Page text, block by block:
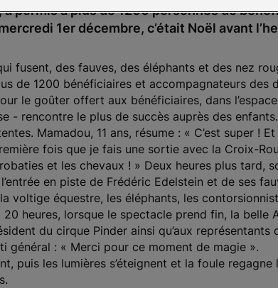
permis à plus de 1200 personnes de
1er décembre, c’était Noël avant
fusent, des fauves, des éléphants et des nez
de 1200 bénéficiaires et accompagnateurs des
le goûter offert aux bénéficiaires, dans
- rencontre le plus de succès auprès des
Mamadou, 11 ans, résume : « C’est super !
fois que je fais une sortie avec la Croix-
et les chevaux ! » Deux heures plus tard,
en piste de Frédéric Edelstein et de ses
voltige équestre, les éléphants, les
20 heures, lorsque le spectacle prend fin, la belle
du cirque Pinder ainsi qu’aux
général : « Merci pour ce moment de magie ».
puis les lumières s’éteignent et la foule